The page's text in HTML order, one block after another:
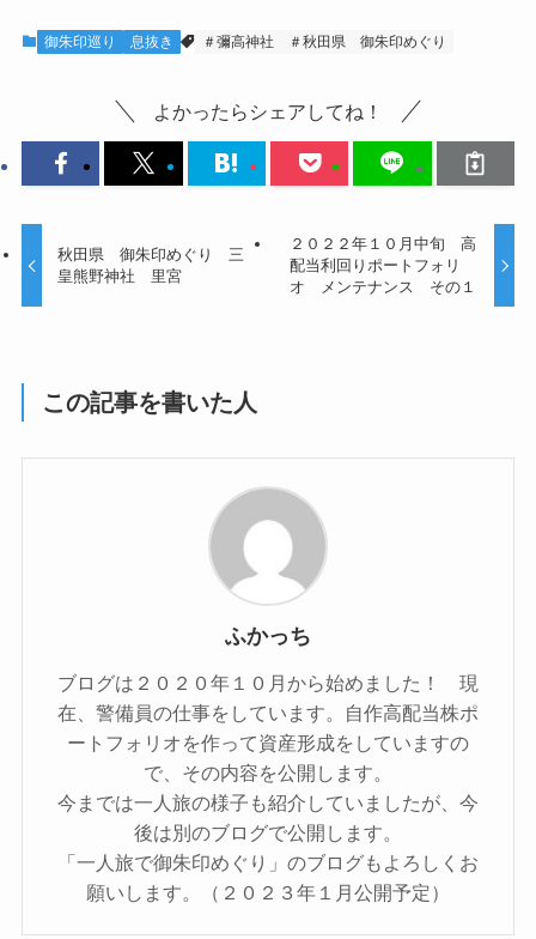
御朱印巡り 息抜き ＃彌高神社 ＃秋田県 御朱印めぐり
よかったらシェアしてね！
秋田県 御朱印めぐり 三
皇熊野神社 里宮
２０２２年１０月中旬 高
配当利回りポートフォリ
オ メンテナンス その１
この記事を書いた人
ふかっち
ブログは２０２０年１０月から始めました！ 現
在、警備員の仕事をしています。自作高配当株ポ
ートフォリオを作って資産形成をしていますの
で、その内容を公開します。
今までは一人旅の様子も紹介していましたが、今
後は別のブログで公開します。
「一人旅で御朱印めぐり」のブログもよろしくお
願いします。（２０２３年１月公開予定）